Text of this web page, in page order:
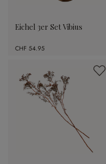
Eichel 3er Set Vibius
CHF 54.95